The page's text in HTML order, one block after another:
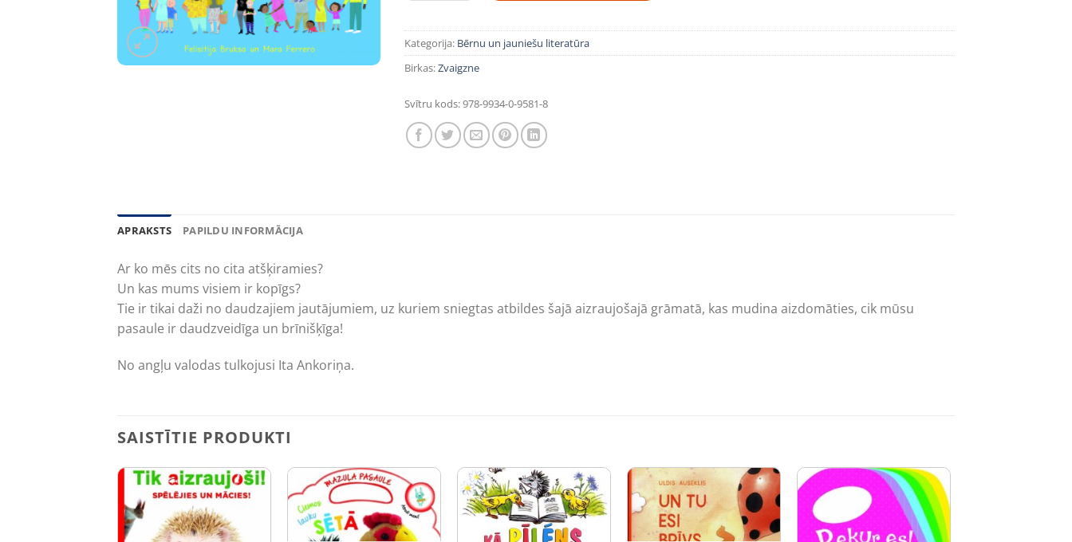
Kategorija: Bērnu un jauniešu literatūra
Birkas:Zvaigzne
Svītru kods:978-9934-0-9581-8
APRAKSTS PAPILDU INFORMĀCIJA
Ar ko mēs cits no cita atšķiramies?
Un kas mums visiem ir kopīgs?
Tie ir tikai daži no daudzajiem jautājumiem, uz kuriem sniegtas atbildes šajā aizraujošajā grāmatā, kas mudina aizdomāties, cik mūsu
pasaule ir daudzveidīga un brīnišķīga!
No angļu valodas tulkojusi Ita Ankoriņa.
SAISTĪTIE PRODUKTI